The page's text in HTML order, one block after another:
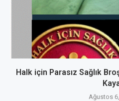
Halk için Parasız Sağlık
Ağustos